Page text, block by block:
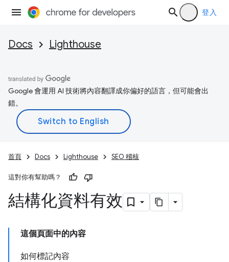
登入
Docs Lighthouse
Google 會運用 AI 技術將內容翻譯成你偏好的語言，但可能會出
錯。
首頁 Docs Lighthouse SEO 稽核
這對你有幫助嗎？
結構化資料有效
這個頁面中的內容
如何標記內容